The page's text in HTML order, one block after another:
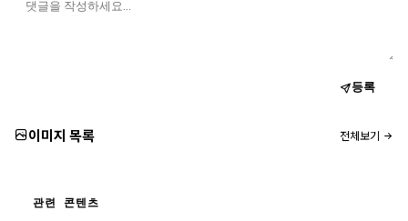
등록
이미지 목록 전체보기
관련 콘텐츠